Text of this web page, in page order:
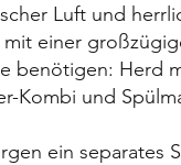
Luft und
einer
benötigen: Herd
Kombi und
ein